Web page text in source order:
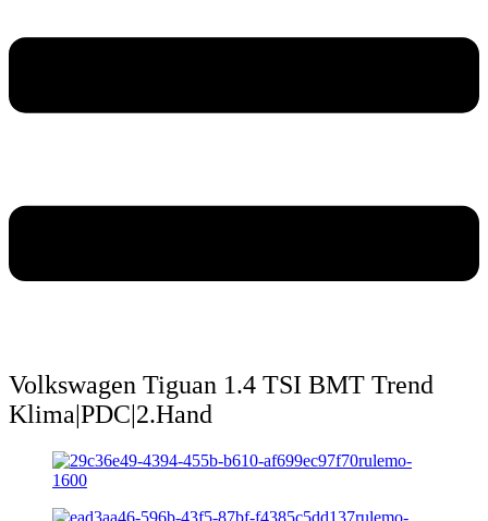
Volkswagen Tiguan 1.4 TSI BMT Trend
Klima|PDC|2.Hand